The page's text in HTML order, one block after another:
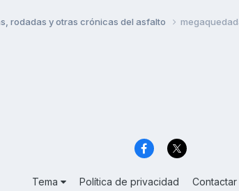
rodadas y otras crónicas del asfalto
Tema Política de privacidad Contactar